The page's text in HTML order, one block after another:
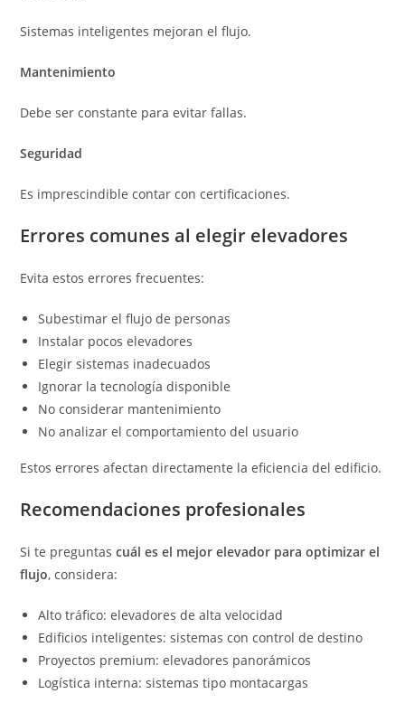
Sistemas inteligentes mejoran el flujo.
Mantenimiento
Debe ser constante para evitar fallas.
Seguridad
Es imprescindible contar con certificaciones.
Errores comunes al elegir elevadores
Evita estos errores frecuentes:
Subestimar el flujo de personas
Instalar pocos elevadores
Elegir sistemas inadecuados
Ignorar la tecnología disponible
No considerar mantenimiento
No analizar el comportamiento del usuario
Estos errores afectan directamente la eficiencia del edificio.
Recomendaciones profesionales
Si te preguntascuál es el mejor elevador para optimizar el
flujo, considera:
Alto tráfico: elevadores de alta velocidad
Edificios inteligentes: sistemas con control de destino
Proyectos premium: elevadores panorámicos
Logística interna: sistemas tipo montacargas